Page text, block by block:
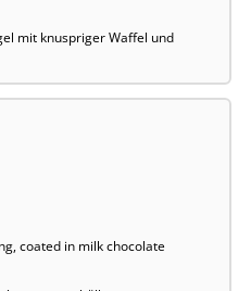
mit knuspriger Waffel und
coated in milk chocolate